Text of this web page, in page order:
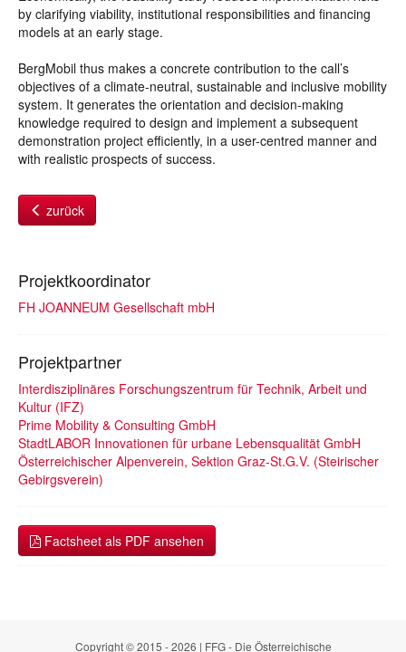
by clarifying viability, institutional responsibilities and financing
models at an early stage.
BergMobil thus makes a concrete contribution to the call’s
objectives of a climate-neutral, sustainable and inclusive mobility
system. It generates the orientation and decision-making
knowledge required to design and implement a subsequent
demonstration project efficiently, in a user-centred manner and
with realistic prospects of success.
zurück
Projektkoordinator
FH JOANNEUM Gesellschaft mbH
Projektpartner
Interdisziplinäres Forschungszentrum für Technik, Arbeit und
Kultur (IFZ)
Prime Mobility & Consulting GmbH
StadtLABOR Innovationen für urbane Lebensqualität GmbH
Österreichischer Alpenverein, Sektion Graz-St.G.V. (Steirischer
Gebirgsverein)
Factsheet als PDF ansehen
Copyright © 2015 - 2026 | FFG - Die Österreichische